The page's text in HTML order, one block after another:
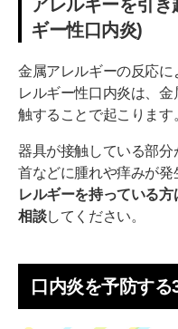
アレルギーを引
ギー性口内炎)
金属アレルギーの反応
レルギー性口内炎は、
触することで起こります
器具が接触している部
首などに腫れや痒みが発
レルギーを持っている
相談してください。
口内炎を予防する